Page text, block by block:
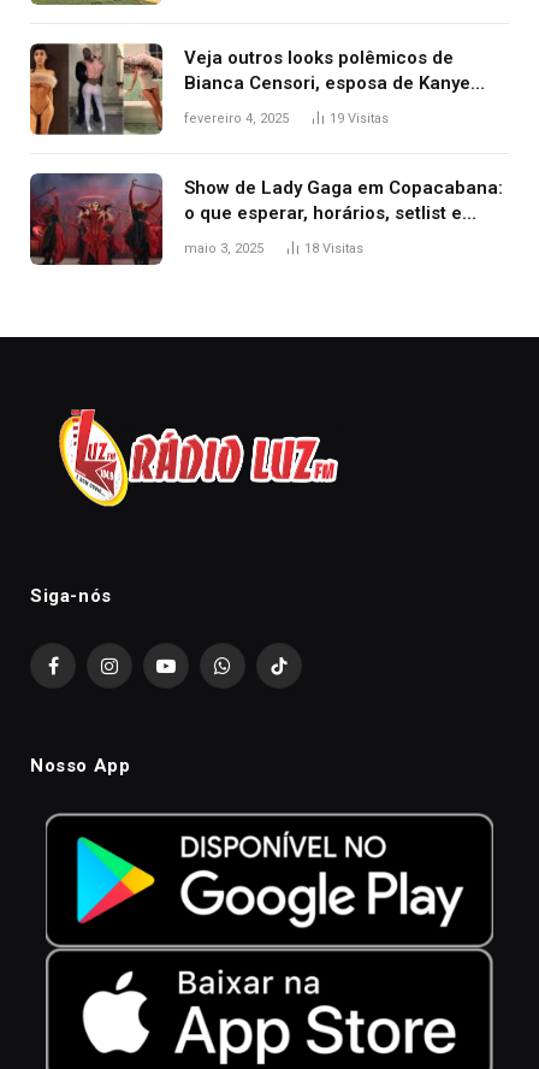
Veja outros looks polêmicos de
Bianca Censori, esposa de Kanye
West que apareceu nua no Grammy
fevereiro 4, 2025 19 Visitas
Show de Lady Gaga em Copacabana:
o que esperar, horários, setlist e
onde assistir
maio 3, 2025 18 Visitas
Siga-nós
FacebookInstagramYouTubeWhatsAppTikTok
Nosso App